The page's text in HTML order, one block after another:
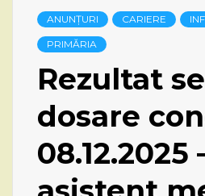
ANUNȚURI CARIERE
PRIMĂRIA
Rezultat
dosare
08.12.2025